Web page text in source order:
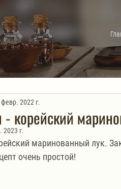
- корейский
2022 г.
2023 г.
маринованный лук.
очень простой!